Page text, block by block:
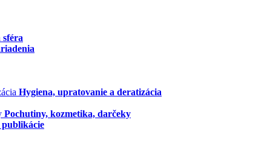
Hygiena, upratovanie a deratizácia
Pochutiny, kozmetika, darčeky